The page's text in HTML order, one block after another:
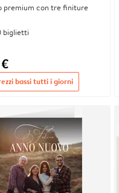
premium con tre finiture
biglietti
bassi tutti i giorni